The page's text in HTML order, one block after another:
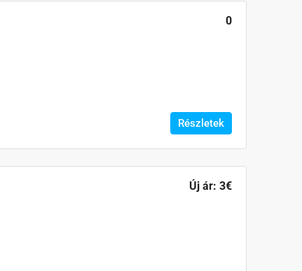
0
Részletek
Új ár: 3€